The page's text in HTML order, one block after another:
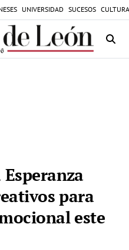
UNIVERSIDAD SUCESOS
para
este